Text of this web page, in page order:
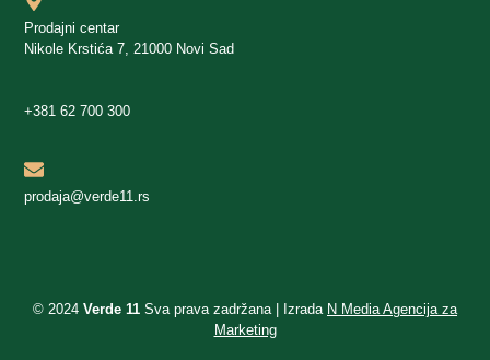
Prodajni centar
Nikole Krstića 7, 21000 Novi Sad
+381 62 700 300
prodaja@verde11.rs
© 2024 Verde 11 Sva prava zadržana | Izrada N Media Agencija za
Marketing